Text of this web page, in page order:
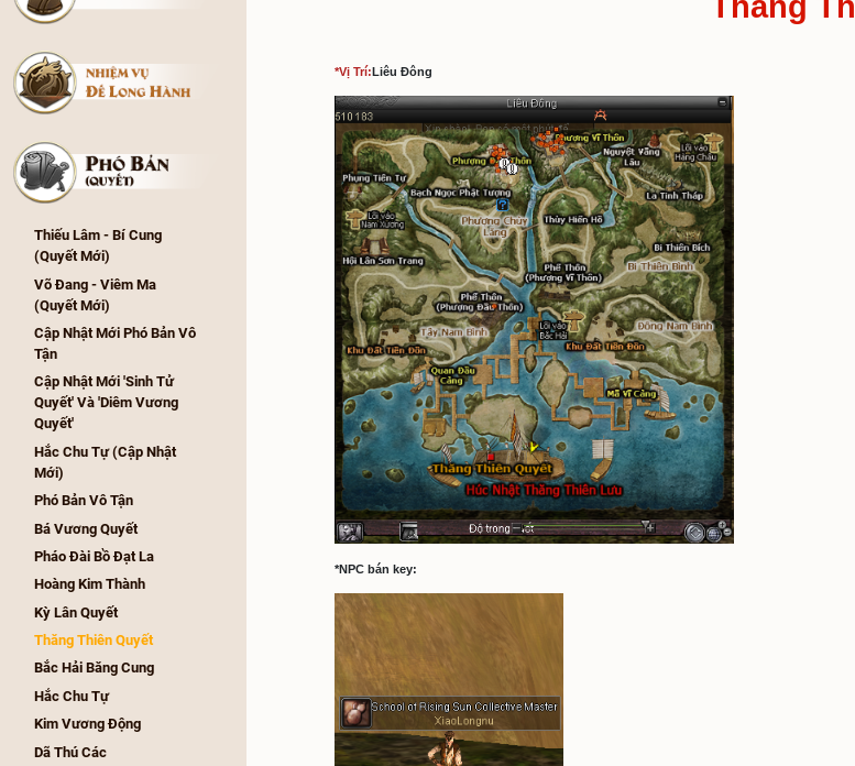
Thiếu Lâm - Bí Cung
(Quyết Mới)
Võ Đang - Viêm Ma
(Quyết Mới)
Cập Nhật Mới Phó Bản Vô
Tận
Cập Nhật Mới 'Sinh Tử
Quyết' Và 'Diêm Vương
Quyết'
Hắc Chu Tự (Cập Nhật
*Vị Trí:Liêu Đông